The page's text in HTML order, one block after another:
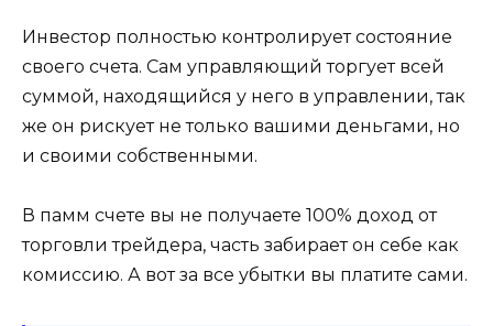
Инвестор полностью контролирует состояние
своего счета. Сам управляющий торгует всей
суммой, находящийся у него в управлении, так
же он рискует не только вашими деньгами, но
и своими собственными.
В памм счете вы не получаете 100% доход от
торговли трейдера, часть забирает он себе как
комиссию. А вот за все убытки вы платите сами.